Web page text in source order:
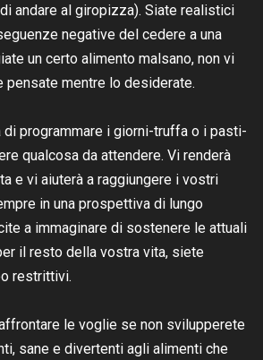
andare al giropizza). Siate realistici
negative del cedere a una
un certo alimento malsano, non vi
pensate mentre lo desiderate.
di programmare i giorni-truffa o i pasti-
qualcosa da attendere. Vi renderà
e vi aiuterà a raggiungere i vostri
in una prospettiva di lungo
a immaginare di sostenere le attuali
il resto della vostra vita, siete
restrittivi.
le voglie se non svilupperete
sane e divertenti agli alimenti che